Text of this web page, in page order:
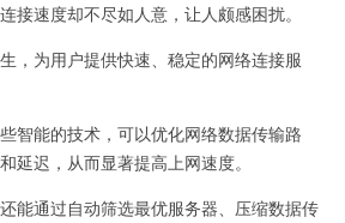
速度却不尽如人意，让人颇感困扰。
为用户提供快速、稳定的网络连接服
能的技术，可以优化网络数据传输路
延迟，从而显著提高上网速度。
通过自动筛选最优服务器、压缩数据传